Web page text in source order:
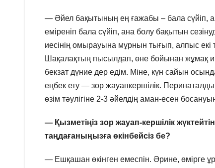
— Әйел бақытының ең ғажабы – бала сүйіп,
еміреніп бала сүйіп, ана болу бақытын
иесінің омырауына мұрнын тығып, алпыс екі
Шақалақтың пысылдап, өне бойынан жұмақ
бекзат дүние дер едім. Міне, күн сайын
еңбек ету — зор жауапкершілік.
өзім тәулігіне 2-3 әйелдің аман-есен
— Қызметіңіз зор жауап-кершілік
таңдағаныңызға өкінбейсіз бе?
— Ешқашан өкінген емеспін. Әрине, өмірге